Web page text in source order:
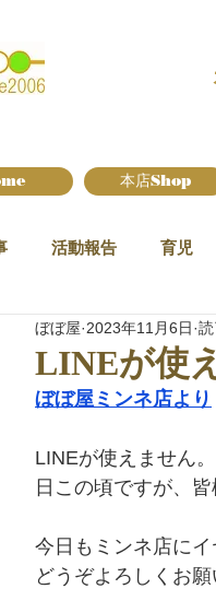
本店Shop
活動報告 育児
LINEが使
ぼぼ屋 2023年11月6日
ぼぼ屋ミンネ店より
LINEが使えません
日この頃ですが、
今日もミンネ店に
どうぞよろしくお